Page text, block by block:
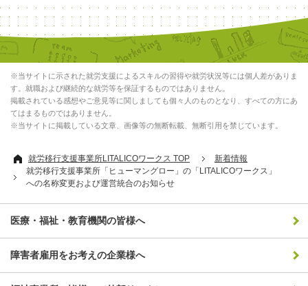
※当サイトに示された就労支援によるスキルの習得や就労状況等には個人差がありま
す。就職および継続的な就労等を保証するものではありません。
掲載されている感想やご意見等に関しましても個々人のものとなり、すべての方にあ
てはまるものではありません。
※当サイトに掲載している文章、画像等の無断転載、無断引用を禁じています。
就労移行支援事業所LITALICOワークス TOP
新着情報
就労移行支援事業所「ヒューマングロー」の「LITALICOワークス」
への名称変更および運営統合のお知らせ
医療・福祉・教育機関の皆様へ
障害者雇用をお考えの企業様へ